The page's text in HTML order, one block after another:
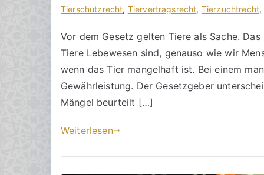
R
c
h
t
s
a
w
l
e
ö
f
f
e
n
l
c
Tierschutzrecht, Tiervertragsrecht, Tierzuchtrecht,
m
n
t
a
r
e
Ein
mit
Vor dem Gesetz gelten Tiere als Sache.
Tiere Lebewesen sind, genauso wie wir
wenn das Tier mangelhaft ist. Bei einem
Gewährleistung. Der Gesetzgeber
Mängel beurteilt […]
Weiterlesen